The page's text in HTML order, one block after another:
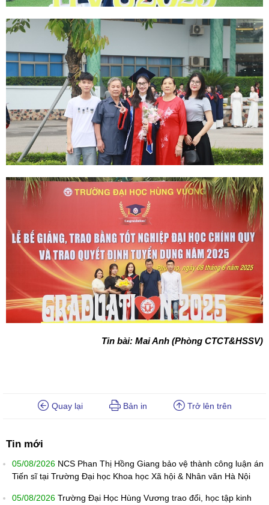
Tin bài: Mai Anh (Phòng CTCT&HSSV)
Quay lại Bản in Trở lên trên
Tin mới
05/08/2026 NCS Phan Thị Hồng Giang bảo vệ thành công luận án
Tiến sĩ tại Trường Đại học Khoa học Xã hội & Nhân văn Hà Nội
05/08/2026 Trường Đại Học Hùng Vương trao đổi, học tập kinh